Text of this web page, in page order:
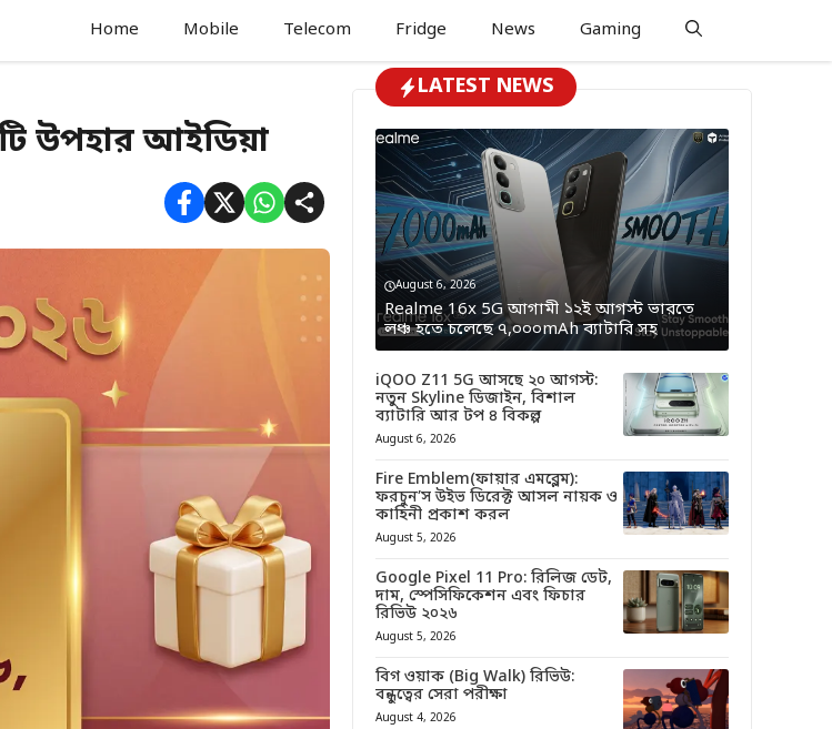
Home Mobile Telecom Fridge News Gaming
উপহার আইডিয়া
LATEST NEWS
August 6, 2026
Realme 16x 5G আগামী ১২ই আগস্ট ভারতে
লঞ্চ হতে চলেছে ৭,০০০mAh ব্যাটারি সহ
iQOO Z11 5G আসছে ২০ আগস্ট:
নতুন Skyline ডিজাইন, বিশাল
ব্যাটারি আর টপ ৪ বিকল্প
August 6, 2026
Fire Emblem(ফায়ার এমব্লেম):
ফরচুন’স উইভ ডিরেক্ট আসল নায়ক ও
কাহিনী প্রকাশ করল
August 5, 2026
Google Pixel 11 Pro: রিলিজ ডেট,
দাম, স্পেসিফিকেশন এবং ফিচার
রিভিউ ২০২৬
August 5, 2026
বিগ ওয়াক (Big Walk) রিভিউ:
বন্ধুত্বের সেরা পরীক্ষা
August 4, 2026